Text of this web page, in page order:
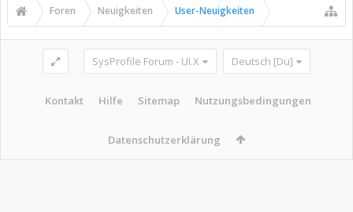
Foren Neuigkeiten User-Neuigkeiten
SysProfile Forum - UI.X Deutsch [Du]
Kontakt Hilfe Sitemap Nutzungsbedingungen
Datenschutzerklärung